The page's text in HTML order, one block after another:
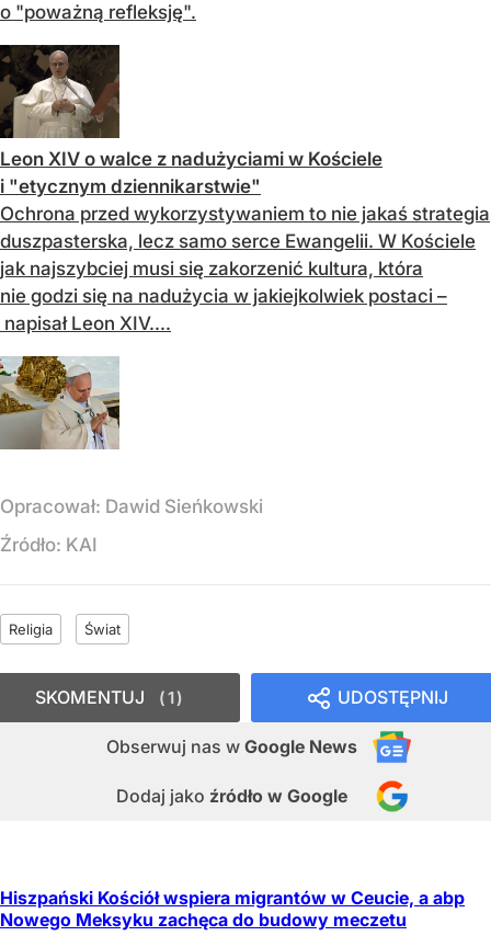
o "poważną refleksję".
Leon XIV o walce z nadużyciami w Kościele
i "etycznym dziennikarstwie"
Ochrona przed wykorzystywaniem to nie jakaś strategia
duszpasterska, lecz samo serce Ewangelii. W Kościele
jak najszybciej musi się zakorzenić kultura, która
nie godzi się na nadużycia w jakiejkolwiek postaci –
napisał Leon XIV....
Opracował: Dawid Sieńkowski
Źródło: KAI
Religia Świat
UDOSTĘPNIJ
Obserwuj nas w Google News
Dodaj jako źródło w Google
SKOMENTUJ 1
Hiszpański Kościół wspiera migrantów w Ceucie, a abp
Nowego Meksyku zachęca do budowy meczetu